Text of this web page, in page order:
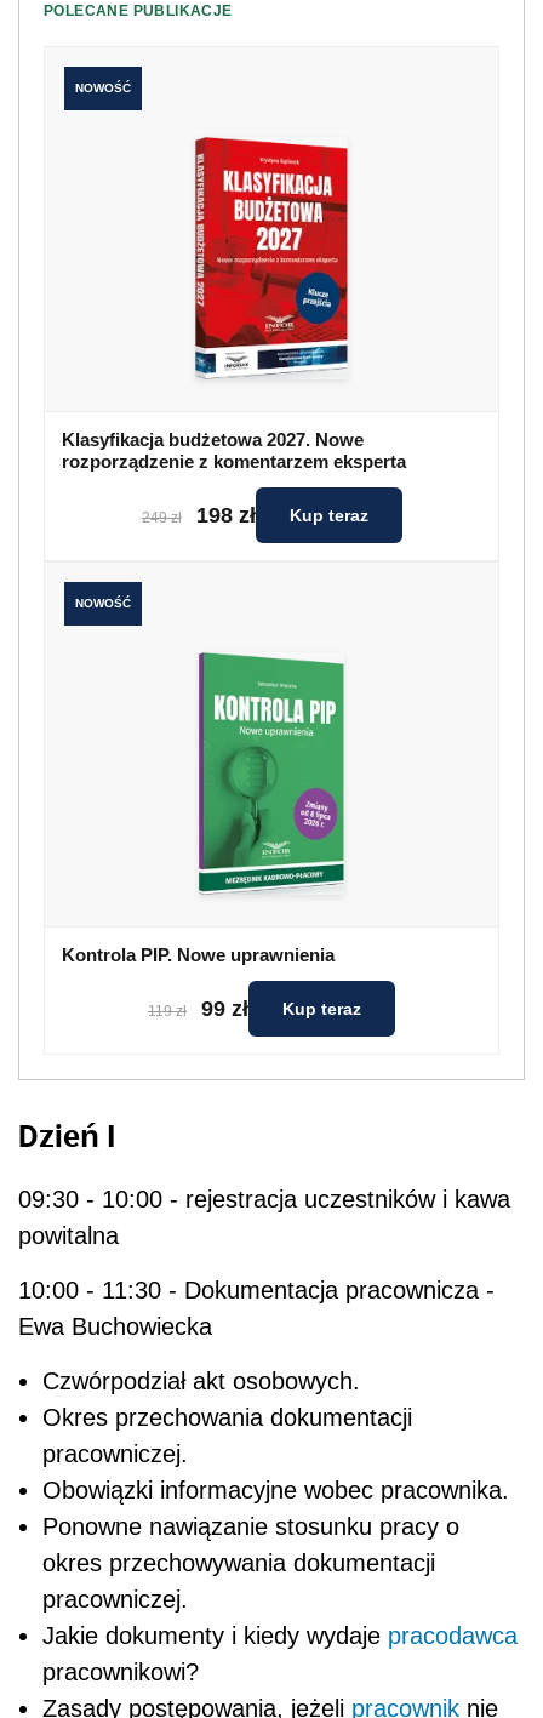
POLECANE PUBLIKACJE
NOWOŚĆ
Klasyfikacja budżetowa 2027. Nowe
rozporządzenie z komentarzem eksperta
249 zł 198 zł Kup teraz
NOWOŚĆ
Kontrola PIP. Nowe uprawnienia
119 zł 99 zł Kup teraz
Dzień I
09:30 - 10:00 - rejestracja uczestników i kawa
powitalna
10:00 - 11:30 - Dokumentacja pracownicza -
Ewa Buchowiecka
Czwórpodział akt osobowych.
Okres przechowania dokumentacji
pracowniczej.
Obowiązki informacyjne wobec pracownika.
Ponowne nawiązanie stosunku pracy o
okres przechowywania dokumentacji
pracowniczej.
Jakie dokumenty i kiedy wydaje pracodawca
pracownikowi?
Zasady postępowania, jeżeli pracownik nie